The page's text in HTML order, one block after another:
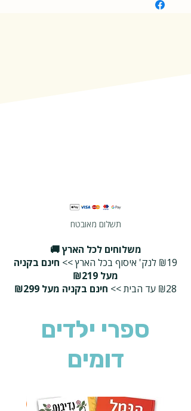
תשלום מאובטח
משלוחים לכל הארץ 🚚
₪19 לנק' איסוף בכל הארץ >>
חינם בקניה
מעל ₪219
₪28 עד הבית >>
חינם בקניה מעל ₪299
ספרי ילדים
דומים